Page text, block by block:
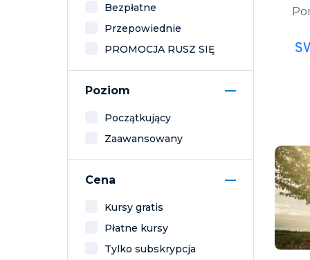
Bezpłatne
Przepowiednie
PROMOCJA RUSZ SIĘ
Poziom
Początkujący
Zaawansowany
Cena
Kursy gratis
Płatne kursy
Tylko subskrypcja